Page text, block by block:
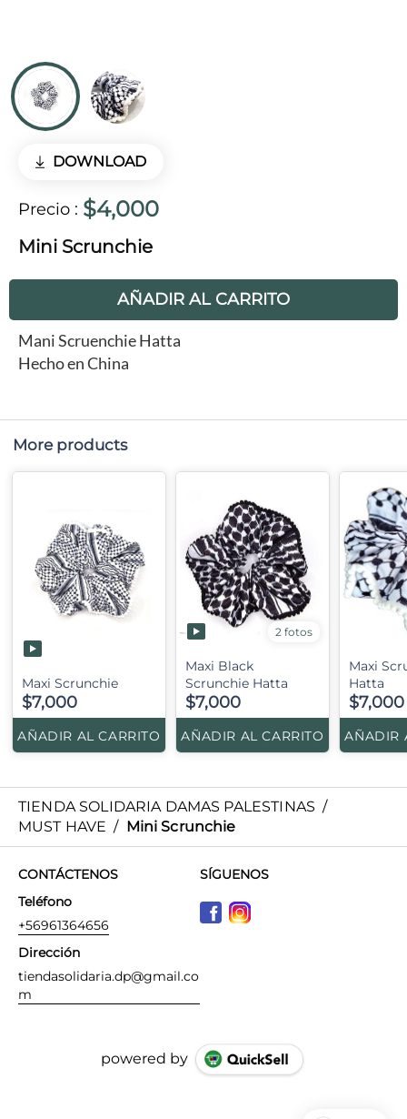
DOWNLOAD
Precio : $4,000
Mini Scrunchie
AÑADIR AL CARRITO
Mani Scruenchie Hatta
Hecho en China
More products
Maxi Scrunchie
$7,000
AÑADIR AL CARRITO
2 fotos
Maxi Black
Scrunchie Hatta
$7,000
AÑADIR AL CARRITO
Maxi
Hatta
$7,000
AÑADIR
TIENDA SOLIDARIA DAMAS PALESTINAS /
MUST HAVE / Mini Scrunchie
CONTÁCTENOS
Teléfono
+56961364656
Dirección
tiendasolidaria.dp@gmail.co
m
SÍGUENOS
powered by